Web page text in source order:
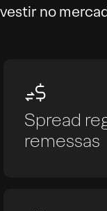
no
Spread
remessas